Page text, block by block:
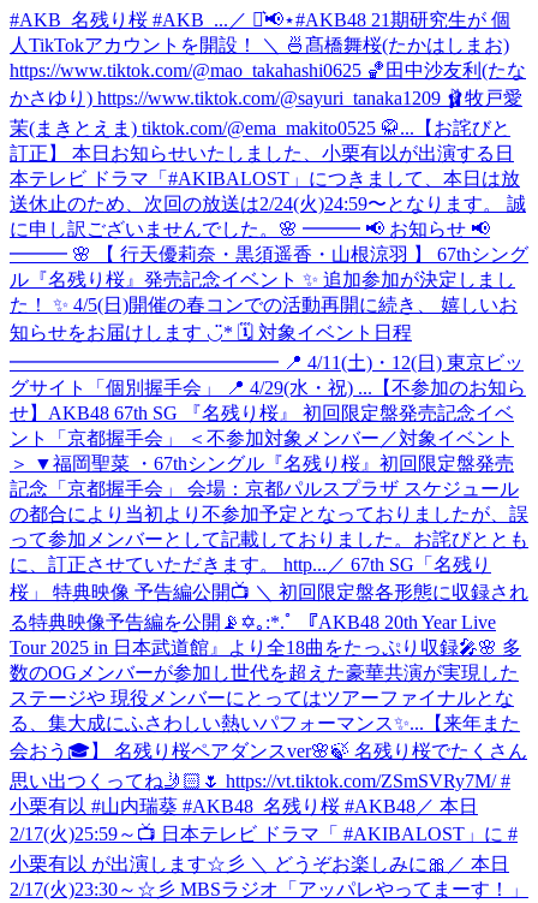
#AKB_名残り桜 #AKB_... ／ ⋆͛📢⋆#AKB48 21期研究生が 個
人TikTokアカウントを開設！ ＼ 🍜髙橋舞桜(たかはしまお)
https://www.tiktok.com/@mao_takahashi0625 🏀田中沙友利(たな
かさゆり) https://www.tiktok.com/@sayuri_tanaka1209 🩰牧戸愛
茉(まきとえま) tiktok.com/@ema_makito0525 🥋... 【お詫びと
訂正】 本日お知らせいたしました、小栗有以が出演する日
本テレビ ドラマ「#AKIBALOST」につきまして、本日は放
送休止のため、次回の放送は2/24(火)24:59〜となります。 誠
に申し訳ございませんでした。 🌸 ━━━ 📢 お知らせ 📢
━━━ 🌸 【 行天優莉奈・黒須遥香・山根涼羽 】 67thシング
ル『名残り桜』発売記念イベント ✨ 追加参加が決定しまし
た！ ✨ 4/5(日)開催の春コンでの活動再開に続き、 嬉しいお
知らせをお届けします ◡̈* 🗓 対象イベント日程
━━━━━━━━━━━━━━ 📍 4/11(土)・12(日) 東京ビッ
グサイト「個別握手会」 📍 4/29(水・祝) ... 【不参加のお知ら
せ】AKB48 67th SG 『名残り桜』 初回限定盤発売記念イベ
ント「京都握手会」 ＜不参加対象メンバー／対象イベント
＞ ▼福岡聖菜 ・67thシングル『名残り桜』初回限定盤発売
記念「京都握手会」 会場：京都パルスプラザ スケジュール
の都合により当初より不参加予定となっておりましたが、誤
って参加メンバーとして記載しておりました。お詫びととも
に、訂正させていただきます。 http... ／ 67th SG「名残り
桜」 特典映像 予告編公開📺 ＼ 初回限定盤各形態に収録され
る特典映像予告編を公開📡✡｡:*.ﾟ 『AKB48 20th Year Live
Tour 2025 in 日本武道館』より全18曲をたっぷり収録🎤🌸 多
数のOGメンバーが参加し世代を超えた豪華共演が実現した
ステージや 現役メンバーにとってはツアーファイナルとな
る、集大成にふさわしい熱いパフォーマンス✨... 【来年また
会おう🎓】 名残り桜ペアダンスver🌸🍃 名残り桜でたくさん
思い出つくってね🤳🏻🌷 https://vt.tiktok.com/ZSmSVRy7M/ #
小栗有以 #山内瑞葵 #AKB48_名残り桜 #AKB48／ 本日
2/17(火)25:59～📺 日本テレビ ドラマ「 #AKIBALOST」に #
小栗有以 が出演します☆彡 ＼ どうぞお楽しみに🎀 ／ 本日
2/17(火)23:30～☆彡 MBSラジオ「アッパレやってまーす！」